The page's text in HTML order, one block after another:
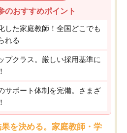
のおすすめポイント
した家庭教師！全国どこでも
れる
プクラス。厳しい採用基準に
サポート体制を完備。さまざ
を決める。家庭教師・学